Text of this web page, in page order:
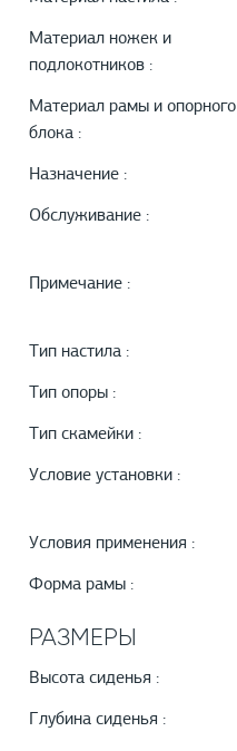
Материал ножек и
подлокотников :
Материал рамы и опорного
блока :
Назначение :
Обслуживание :
Примечание :
Тип настила :
Тип опоры :
Тип скамейки :
Условие установки :
Условия применения :
Форма рамы :
РАЗМЕРЫ
Высота сиденья :
Глубина сиденья :